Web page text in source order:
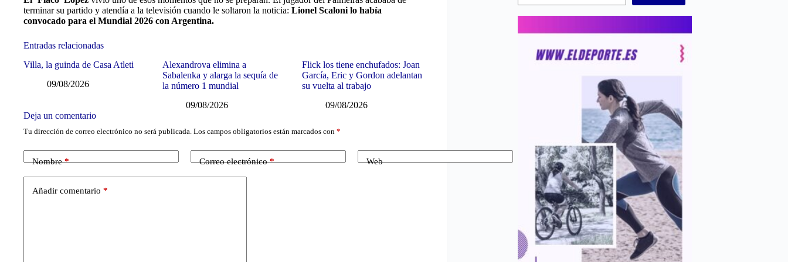
terminar su partido y atendía a la televisión cuando le soltaron la noticia: Lionel Scaloni lo había
convocado para el Mundial 2026 con Argentina.
Entradas relacionadas
Villa, la guinda de Casa Atleti
09/08/2026
Alexandrova elimina a
Sabalenka y alarga la sequía de
la número 1 mundial
09/08/2026
Flick los tiene enchufados: Joan
García, Eric y Gordon adelantan
su vuelta al trabajo
09/08/2026
Deja un comentario
Tu dirección de correo electrónico no será publicada. Los campos obligatorios están marcados con *
Nombre* Correo electrónico* Web
Añadir comentario *